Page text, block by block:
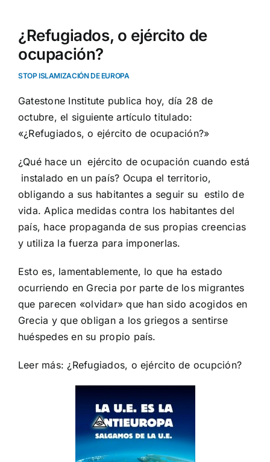
¿Refugiados, o ejército de
ocupación?
STOP ISLAMIZACIÓN DE EUROPA
Gatestone Institute publica hoy, día 28 de
octubre, el siguiente artículo titulado:
«¿Refugiados, o ejército de ocupación?»
¿Qué hace un ejército de ocupación cuando está
instalado en un país? Ocupa el territorio,
obligando a sus habitantes a seguir su estilo de
vida. Aplica medidas contra los habitantes del
país, hace propaganda de sus propias creencias
y utiliza la fuerza para imponerlas.
Esto es, lamentablemente, lo que ha estado
ocurriendo en Grecia por parte de los migrantes
que parecen «olvidar» que han sido acogidos en
Grecia y que obligan a los griegos a sentirse
huéspedes en su propio país.
Leer más: ¿Refugiados, o ejército de ocupción?